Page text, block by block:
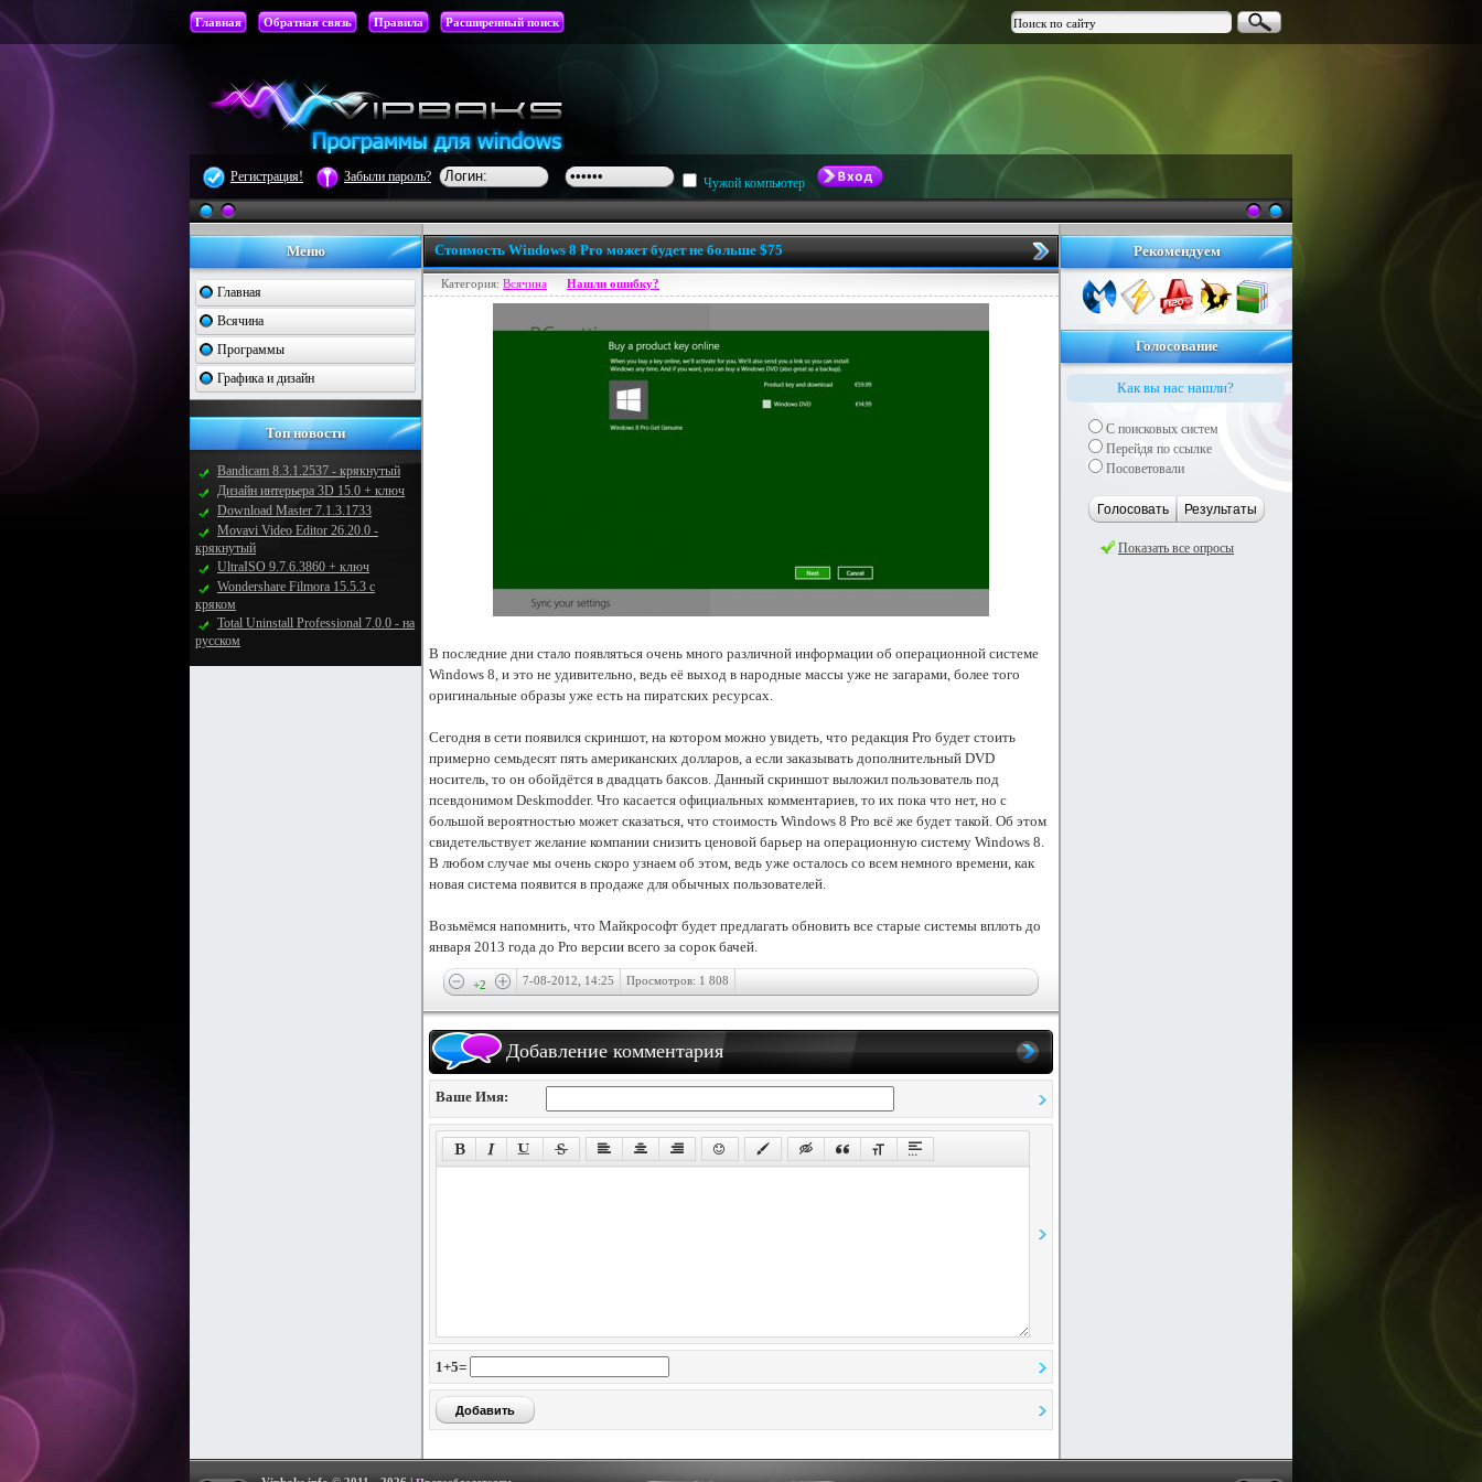
Главная Обратная связь Правила Расширенный поиск
Регистрация! Забыли пароль? Чужой компьютер
Меню
Главная
Всячина
Программы
Графика и дизайн
Топ новости
Bandicam 8.3.1.2537 - крякнутый
Дизайн интерьера 3D 15.0 + ключ
Download Master 7.1.3.1733
Movavi Video Editor 26.20.0 -
крякнутый
UltraISO 9.7.6.3860 + ключ
Wondershare Filmora 15.5.3 с
кряком
Total Uninstall Professional 7.0.0 - на
русском
Рекомендуем
Голосование
Как вы нас нашли?
С поисковых систем
Перейдя по ссылке
Посоветовали
Голосовать Результаты
Показать все опросы
Стоимость Windows 8 Pro может будет не больше $75
Категория: Всячина Нашли ошибку?
В последние дни стало появляться очень много различной информации об операционной системе
Windows 8, и это не удивительно, ведь её выход в народные массы уже не загарами, более того
оригинальные образы уже есть на пиратских ресурсах.
Сегодня в сети появился скриншот, на котором можно увидеть, что редакция Pro будет стоить
примерно семьдесят пять американских долларов, а если заказывать дополнительный DVD
носитель, то он обойдётся в двадцать баксов. Данный скриншот выложил пользователь под
псевдонимом Deskmodder. Что касается официальных комментариев, то их пока что нет, но с
большой вероятностью может сказаться, что стоимость Windows 8 Pro всё же будет такой. Об этом
свидетельствует желание компании снизить ценовой барьер на операционную систему Windows 8.
В любом случае мы очень скоро узнаем об этом, ведь уже осталось со всем немного времени, как
новая система появится в продаже для обычных пользователей.
Возьмёмся напомнить, что Майкрософт будет предлагать обновить все старые системы вплоть до
января 2013 года до Pro версии всего за сорок бачей.
+2 7-08-2012, 14:25 Просмотров: 1 808
Добавление комментария
Ваше Имя:
1+5=